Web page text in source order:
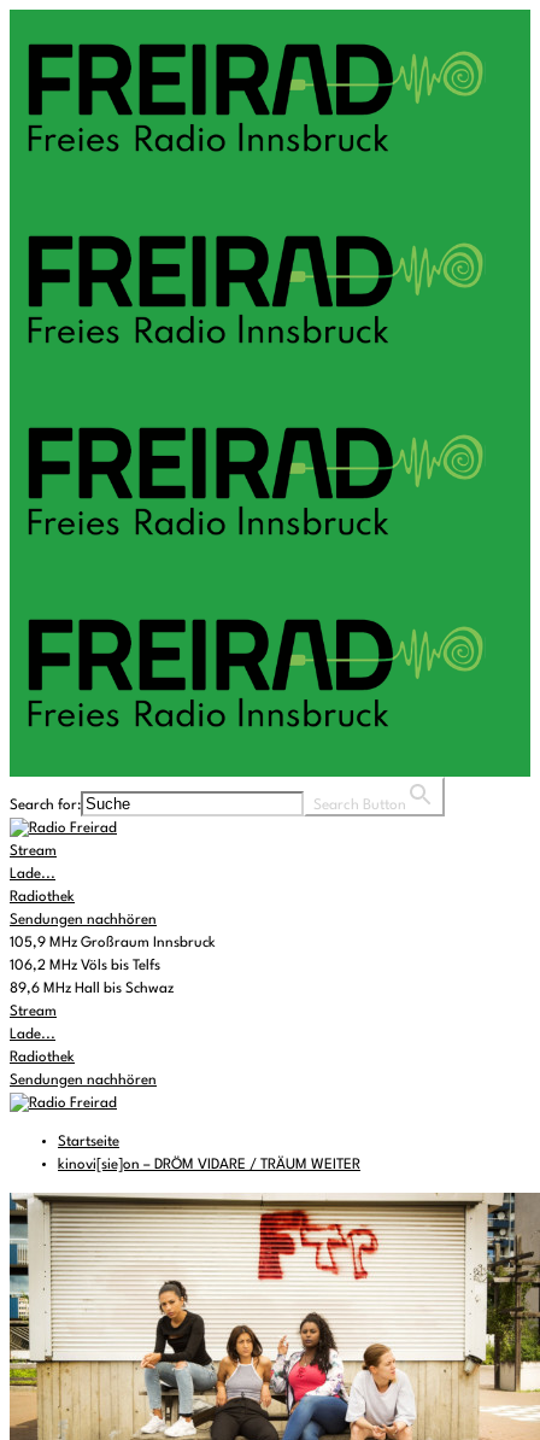
Search for: Search Button
Stream
Lade...
Radiothek
Sendungen nachhören
105,9 MHz Großraum Innsbruck
106,2 MHz Völs bis Telfs
89,6 MHz Hall bis Schwaz
Stream
Lade...
Radiothek
Sendungen nachhören
Startseite
kinovi[sie]on – DRÖM VIDARE / TRÄUM WEITER